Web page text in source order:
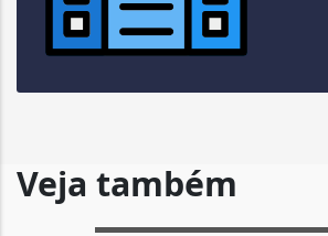
Veja também